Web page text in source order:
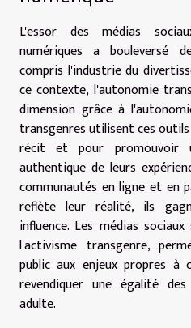
L'essor des médias
numériques a bouleversé
compris l'industrie du
ce contexte, l'autonomie
dimension grâce à
transgenres utilisent ces
récit et pour promouvoir
authentique de leurs
communautés en ligne et en
reflète leur réalité, ils
influence. Les médias
l'activisme transgenre,
public aux enjeux propres
revendiquer une égalité
adulte.